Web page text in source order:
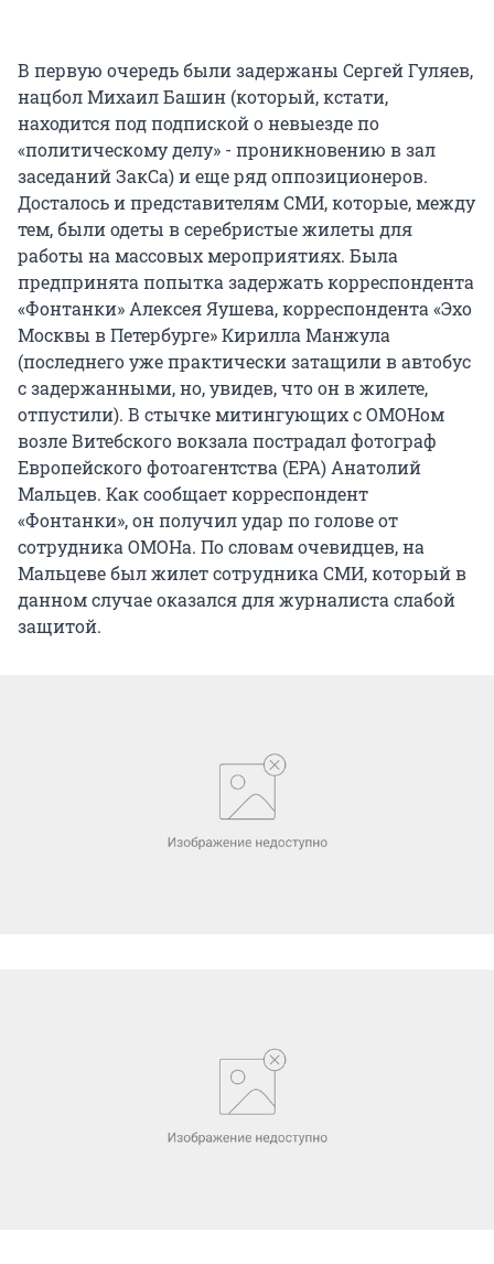
В первую очередь были задержаны Сергей Гуляев,
нацбол Михаил Башин (который, кстати,
находится под подпиской о невыезде по
«политическому делу» - проникновению в зал
заседаний ЗакСа) и еще ряд оппозиционеров.
Досталось и представителям СМИ, которые, между
тем, были одеты в серебристые жилеты для
работы на массовых мероприятиях. Была
предпринята попытка задержать корреспондента
«Фонтанки» Алексея Яушева, корреспондента «Эхо
Москвы в Петербурге» Кирилла Манжула
(последнего уже практически затащили в автобус
с задержанными, но, увидев, что он в жилете,
отпустили). В стычке митингующих с ОМОНом
возле Витебского вокзала пострадал фотограф
Европейского фотоагентства (ЕРА) Анатолий
Мальцев. Как сообщает корреспондент
«Фонтанки», он получил удар по голове от
сотрудника ОМОНа. По словам очевидцев, на
Мальцеве был жилет сотрудника СМИ, который в
данном случае оказался для журналиста слабой
защитой.